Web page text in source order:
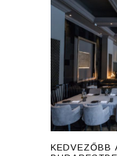
KEDVEZŐBB